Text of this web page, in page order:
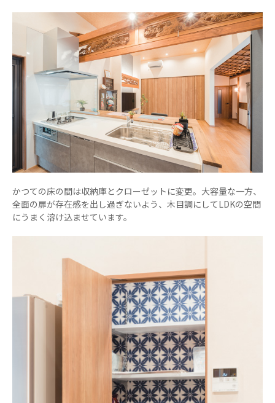
かつての床の間は収納庫とクローゼットに変更。大容量な一方、
全面の扉が存在感を出し過ぎないよう、木目調にしてLDKの空間
にうまく溶け込ませています。